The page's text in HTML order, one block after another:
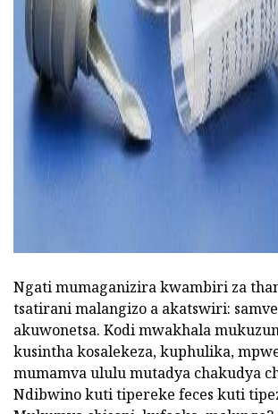
Ngati mumaganizira kwambiri za
tsatirani malangizo a akatswiri:
akuwonetsa. Kodi mwakhala
kusintha kosalekeza, kuphulika,
mumamva ululu mutadya chakudya
Ndibwino kuti tipereke feces kuti